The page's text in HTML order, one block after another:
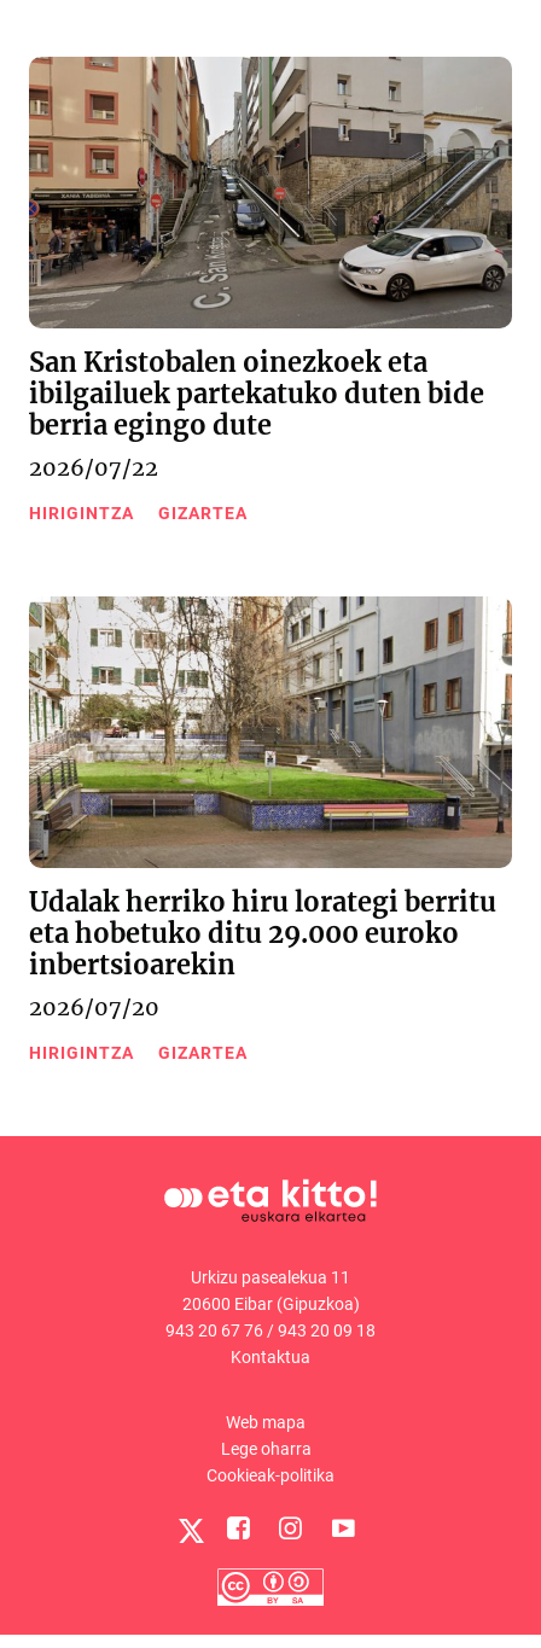
San Kristobalen oinezkoek eta
ibilgailuek partekatuko duten bide
berria egingo dute
2026/07/22
HIRIGINTZA GIZARTEA
Udalak herriko hiru lorategi berritu
eta hobetuko ditu 29.000 euroko
inbertsioarekin
2026/07/20
HIRIGINTZA GIZARTEA
Urkizu pasealekua 11
20600 Eibar (Gipuzkoa)
943 20 67 76/943 20 09 18
Kontaktua
Web mapa
Lege oharra
Cookieak-politika